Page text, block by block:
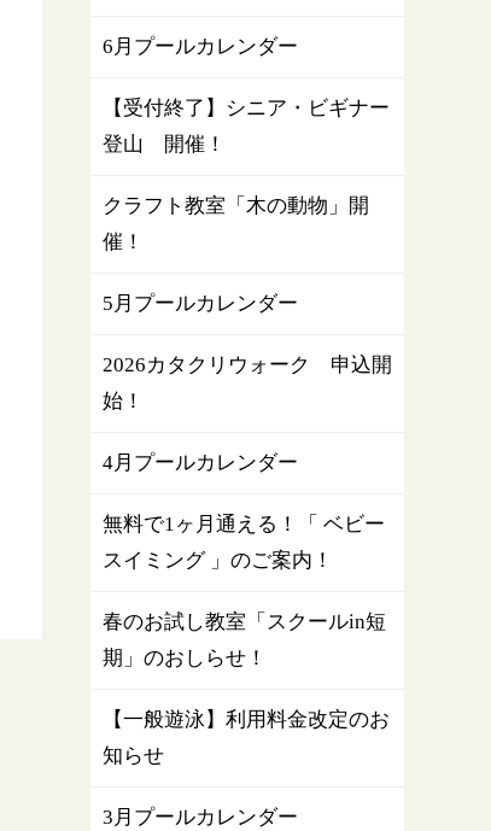
6月プールカレンダー
【受付終了】シニア・ビギナー
登山 開催！
クラフト教室「木の動物」開
催！
5月プールカレンダー
2026カタクリウォーク 申込開
始！
4月プールカレンダー
無料で1ヶ月通える！「 ベビー
スイミング 」のご案内！
春のお試し教室「スクールin短
期」のおしらせ！
【一般遊泳】利用料金改定のお
知らせ
3月プールカレンダー